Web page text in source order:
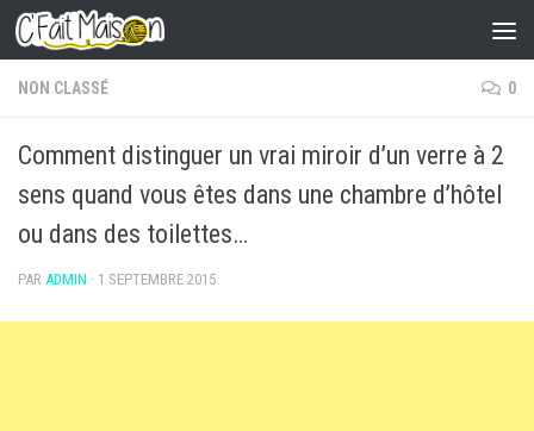
Skip to content
NON CLASSÉ 0
Comment distinguer un vrai miroir d’un verre à 2
sens quand vous êtes dans une chambre d’hôtel
ou dans des toilettes…
PAR ADMIN · 1 SEPTEMBRE 2015